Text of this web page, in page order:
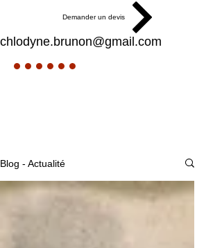
Demander un devis
chlodyne.brunon@gmail.com
Blog - Actualité